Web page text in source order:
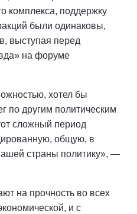
комплекса, поддержку
были одинаковы,
выступая перед
на форуме
хотел бы
по другим политическим
сложный период
общую, в
страны политику», —
на прочность во всех
и с